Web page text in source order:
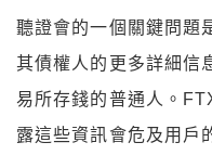
聽證會的一個關鍵問題
其債權人的更多詳細信
易所存錢的普通人。
露這些資訊會危及用戶